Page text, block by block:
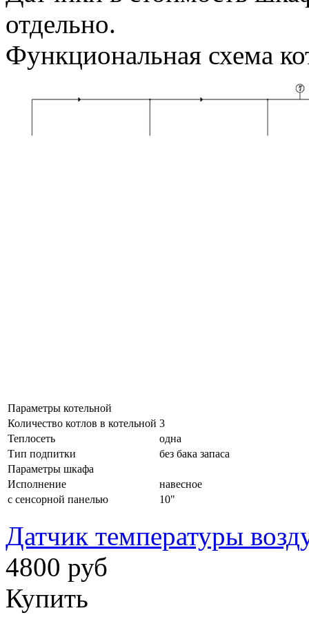
отдельно.
Функциональная схема
Параметры котельной
Количество котлов в котельной 3
Теплосеть
одна
Тип подпитки
без бака запаса
Параметры шкафа
Исполнение
навесное
с сенсорной панелью
10"
Датчик температуры
4800 руб
Купить